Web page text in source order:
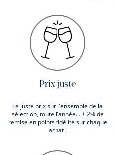
Prix juste
Le juste prix sur l'ensemble de la
sélection, toute l'année... + 2% de
remise en points fidélité sur chaque
achat !